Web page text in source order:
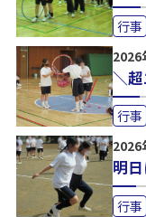
行事
2026
＼超
行事
2026
明
行事